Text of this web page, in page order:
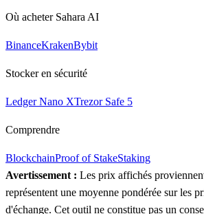
Où acheter Sahara AI
BinanceKrakenBybit
Stocker en sécurité
Ledger Nano XTrezor Safe 5
Comprendre
BlockchainProof of StakeStaking
Avertissement : Les prix affichés
représentent une moyenne pondérée sur les
d'échange. Cet outil ne constitue pas un